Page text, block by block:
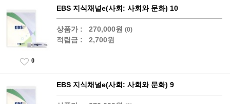
EBS 지식채널e(사회: 사회와 문화) 10
상품가 : 270,000원 (0)
적립금 : 2,700원
0
EBS 지식채널e(사회: 사회와 문화) 9